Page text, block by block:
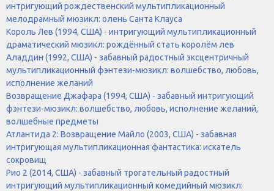
интригующий рождественский мультипликационный
мелодрамный мюзикл: олень Санта Клауса
Король Лев (1994, США) - интригующий мультипликационный
драматический мюзикл: рождённый стать королём лев
Аладдин (1992, США) - забавный радостный эксцентричный
мультипликационный фэнтези-мюзикл: волшебство, любовь,
исполнение желаний
Возвращение Джафара (1994, США) - забавный интригующий
фэнтези-мюзикл: волшебство, любовь, исполнение желаний,
волшебные предметы
Атлантида 2: Возвращение Майло (2003, США) - забавная
интригующая мультипликационная фантастика: искатель
сокровищ
Рио 2 (2014, США) - забавный трогательный радостный
интригующий мультипликационный комедийный мюзикл: